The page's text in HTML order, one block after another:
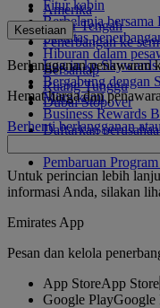
Amerika
Timur Tengah
Penerbangan ke
Fitur kabin
Berbelanja bersama
Fasilitas
Hiburan dalam
Bersantap
Ruang Tunggu
Dubai Stopover
Kesetiaan
Log in ke Skywards
Bergabung dengan
Mitra kami
Business Rewards
Daftarkan
Aturan Program
Pembaruan
Berlangganan penawaran
Hemat harga dan
Berhenti berlangganan
Untuk perincian lebih
informasi Anda, silakan
Emirates App
Pesan dan kelola
App StoreApp Store
Google PlayGoogle